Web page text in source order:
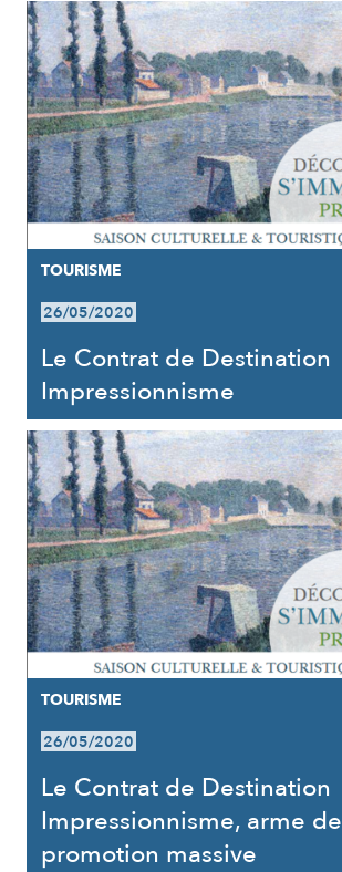
TOURISME
26/05/2020
Le Contrat de Destination
Impressionnisme
TOURISME
26/05/2020
Le Contrat de Destination
Impressionnisme, arme de
promotion massive